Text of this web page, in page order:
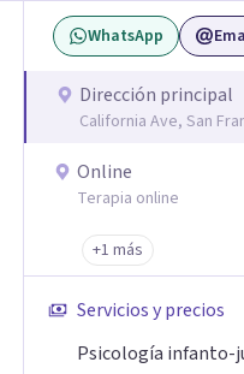
WhatsApp
Dirección principal
California Ave, San
Online
Terapia online
+1 más
Servicios y precios
Psicología infanto-